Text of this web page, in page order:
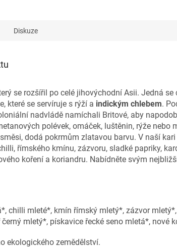
Diskuze
se rozšířil po celé jihovýchodní Asii. Jedná
které se servíruje s rýží a indickým chlebem.
nadvládě namíchali Britové, aby
polévek, omáček, luštěnin, rýže nebo
dodá pokrmům zlatavou barvu. V naší
římského kmínu, zázvoru, sladké papriky,
koření a koriandru. Nabídněte svým
chilli mleté*, kmín římský mletý*, zázvor
mletý*, pískavice řecké seno mletá*, nové
ekologického zemědělství.